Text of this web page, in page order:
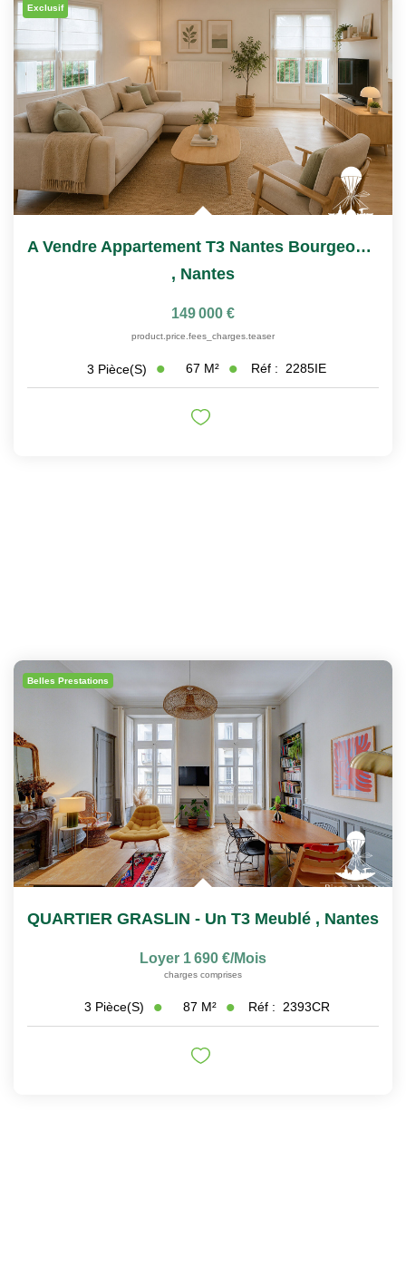
Exclusif
A Vendre Appartement T3 Nantes Bourgeonnières
, Nantes
149 000 €
product.price.fees_charges.teaser
3 Pièce(s) 67 M² Réf : 2285IE
Belles Prestations
QUARTIER GRASLIN - Un T3 Meublé , Nantes
Loyer 1 690 €/mois
charges comprises
3 Pièce(s) 87 M² Réf : 2393CR